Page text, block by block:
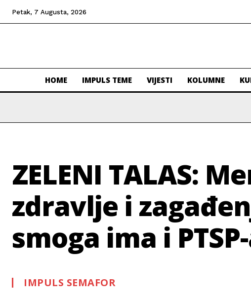
Petak, 7 Augusta, 2026
HOME IMPULS TEME VIJESTI KOLUMNE
ZELENI TALAS:
zdravlje i
smoga ima i
IMPULS SEMAFOR